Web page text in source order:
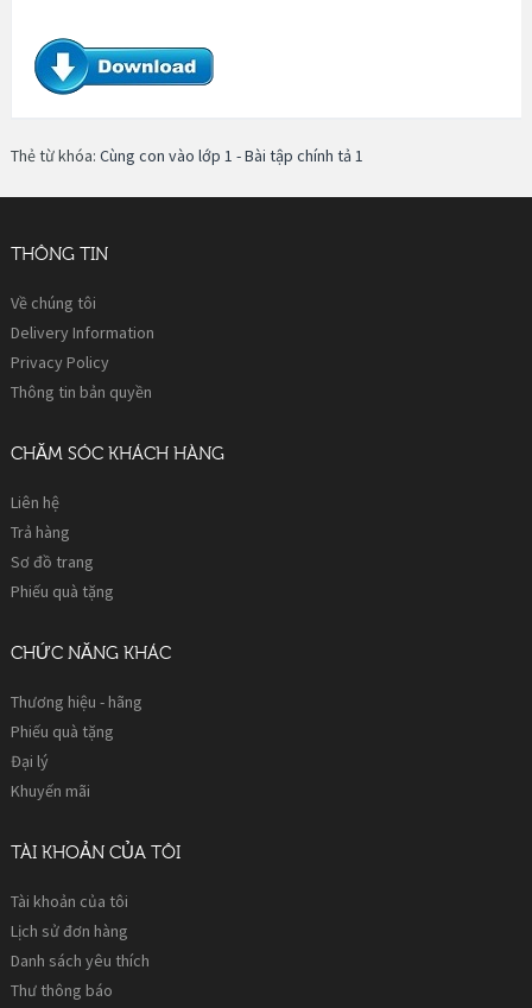
Thẻ từ khóa: Cùng con vào lớp 1 - Bài tập chính tả 1
THÔNG TIN
Về chúng tôi
Delivery Information
Privacy Policy
Thông tin bản quyền
CHĂM SÓC KHÁCH HÀNG
Liên hệ
Trả hàng
Sơ đồ trang
Phiếu quà tặng
CHỨC NĂNG KHÁC
Thương hiệu - hãng
Phiếu quà tặng
Đại lý
Khuyến mãi
TÀI KHOẢN CỦA TÔI
Tài khoản của tôi
Lịch sử đơn hàng
Danh sách yêu thích
Thư thông báo